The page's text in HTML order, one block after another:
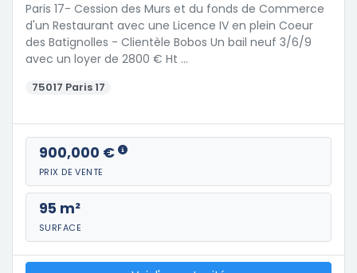
Paris 17- Cession des Murs et du fonds de Commerce
d'un Restaurant avec une Licence IV en plein Coeur
des Batignolles - Clientèle Bobos Un bail neuf 3/6/9
avec un loyer de 2800 € Ht …
75017 Paris 17
900,000 €
PRIX DE VENTE
95 m²
SURFACE